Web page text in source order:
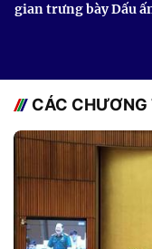
gian trưng bày Dấu
CÁC CHƯƠNG